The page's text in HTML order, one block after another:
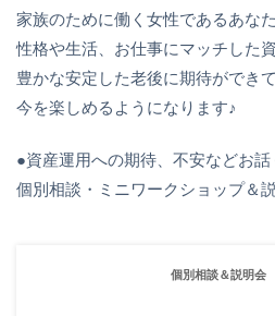
家族のために働く女性であるあな
性格や生活、お仕事にマッチした
豊かな安定した老後に期待ができて
今を楽しめるようになります♪
●資産運用への期待、不安などお話
個別相談・ミニワークショップ＆
個別相談＆説明会